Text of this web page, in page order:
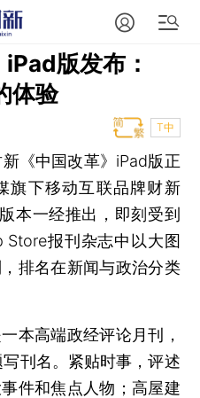
版发布：
体验
T中
《中国改革》iPad版正
旗下移动互联品牌财新
本一经推出，即刻受到
报刊杂志中以大图
排名在新闻与政治分类
高端政经评论月刊，
刊名。紧贴时事，评述
件和焦点人物；高屋建